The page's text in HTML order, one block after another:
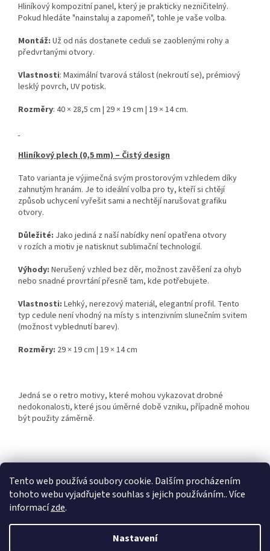
Tento web používá soubory cookie. Dalším procházením
tohoto webu vyjadřujete souhlas s jejich používáním.. Více
informacízde.
Nastavení
Hliníkový kompozitní panel, který je prakticky nezničitelný.
Pokud hledáte "nainstaluj a zapomeň", tohle je vaše volba.
Montáž: Už od nás dostanete ceduli se zaoblenými rohy a
předvrtanými otvory.
Vlastnosti: Maximální tvarová stálost (nekroutí se), prémiový
lesklý povrch, UV potisk.
Rozměry: 40 × 28,5 cm | 29 × 19 cm | 19 × 14 cm.
Hliníkový plech (0,5 mm) – Čistý design
Tato varianta je výjimečná svým prostorovým vzhledem díky
zahnutým hranám. Je to ideální volba pro ty, kteří si chtějí
způsob uchycení vyřešit sami a nechtějí narušovat grafiku
otvory.
Důležité: Jako jediná z naší nabídky není opatřena otvory
v rozích a motiv je natisknut sublimační technologií.
Výhody: Nerušený vzhled bez děr, možnost zavěšení za ohyb
nebo snadné provrtání přesně tam, kde potřebujete.
Vlastnosti: Lehký, nerezový materiál, elegantní profil. Tento
typ cedule není vhodný na místy s intenzivním slunečním svitem
(možnost vyblednutí barev).
Rozměry: 29 × 19 cm | 19 × 14 cm
Jedná se o retro motivy, které mohou vykazovat drobné
nedokonalosti, které jsou úměrné době vzniku, případně mohou
být použity záměrně.
Z
Retro-Darky.cz Krowki.cz
Vytvořil Shoptet